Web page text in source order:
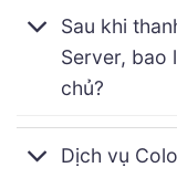
Sau khi
Server, bao
chủ?
Dịch vụ